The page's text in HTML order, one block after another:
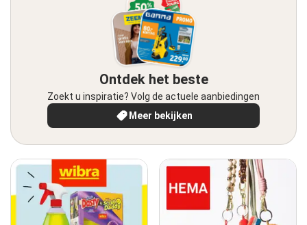
Ontdek het beste
Zoekt u inspiratie? Volg de actuele aanbiedingen
Meer bekijken